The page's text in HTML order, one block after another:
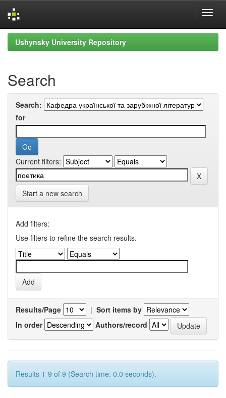
Skip
navigation
Ushynsky University Repository
Search
Search:
for
Current filters:
Start a new search
Add filters:
Use filters to refine the search results.
Results/Page | Sort items by
In order
Authors/record
Results 1-9 of 9 (Search time: 0.0 seconds).